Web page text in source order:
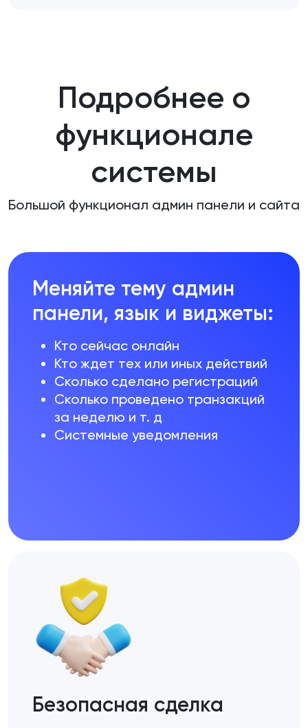
Подробнее о
функционале
системы
Большой функционал админ панели и сайта
Меняйте тему админ
панели, язык и виджеты:
Кто сейчас онлайн
Кто ждет тех или иных действий
Сколько сделано регистраций
Сколько проведено транзакций
за неделю и т. д
Системные уведомления
Безопасная сделка